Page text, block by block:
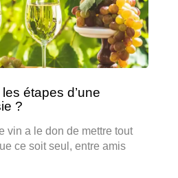
étapes d’une
?
vin a le don de mettre tout
ce soit seul, entre amis